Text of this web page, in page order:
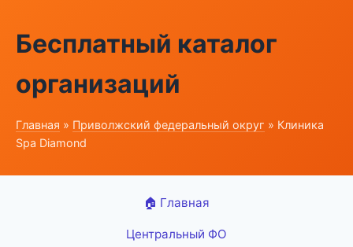
Бесплатный каталог
организаций
Главная » Приволжский федеральный округ » Клиника
Spa Diamond
🏠 Главная
Центральный ФО